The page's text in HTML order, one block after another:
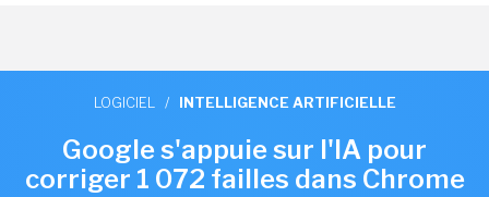
LOGICIEL / INTELLIGENCE ARTIFICIELLE
Google s'appuie sur l'IA pour
corriger 1 072 failles dans Chrome